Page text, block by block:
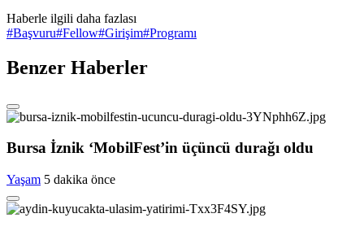
Haberle ilgili daha fazlası
#Başvuru#Fellow#Girişim#Programı
Benzer Haberler
Bursa İznik ‘MobilFest’in üçüncü durağı oldu
Yaşam 5 dakika önce